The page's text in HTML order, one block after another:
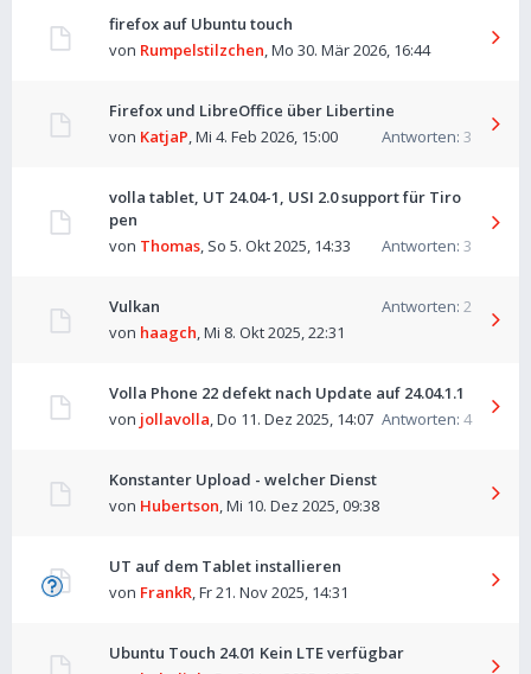
firefox auf Ubuntu touch
von Rumpelstilzchen,Mo 30. Mär 2026, 16:44
Firefox und LibreOffice über Libertine
Antworten: 3
von KatjaP,Mi 4. Feb 2026, 15:00
volla tablet, UT 24.04-1, USI 2.0 support für Tiro
pen
Antworten: 3
von Thomas, So 5. Okt 2025, 14:33
Vulkan Antworten: 2
von haagch,Mi 8. Okt 2025, 22:31
Volla Phone 22 defekt nach Update auf 24.04.1.1
Antworten: 4
von jollavolla,Do 11. Dez 2025, 14:07
Konstanter Upload - welcher Dienst
von Hubertson,Mi 10. Dez 2025, 09:38
UT auf dem Tablet installieren
von FrankR,Fr 21. Nov 2025, 14:31
Ubuntu Touch 24.01 Kein LTE verfügbar